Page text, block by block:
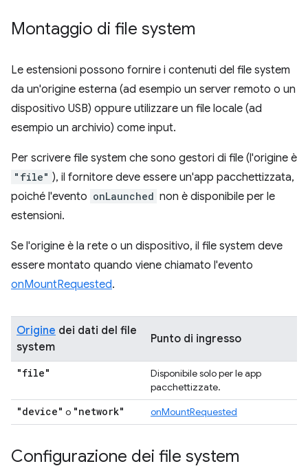
Montaggio di file system
Le estensioni possono fornire i contenuti del file system
da un'origine esterna (ad esempio un server remoto o un
dispositivo USB) oppure utilizzare un file locale (ad
esempio un archivio) come input.
Per scrivere file system che sono gestori di file (l'origine è
"file" ), il fornitore deve essere un'app pacchettizzata,
poiché l'evento onLaunched non è disponibile per le
estensioni.
Se l'origine è la rete o un dispositivo, il file system deve
essere montato quando viene chiamato l'evento
onMountRequested.
Origine dei dati del file
system
Punto di ingresso
"file"
Disponibile solo per le app
pacchettizzate.
"device" o "network" onMountRequested
Configurazione dei file system